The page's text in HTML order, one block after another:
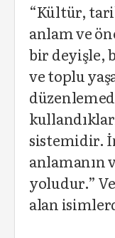
“Kültür,
anlam ve
bir deyişle,
ve toplu
sistemidir.
anlamanın
yoludur.”
alan